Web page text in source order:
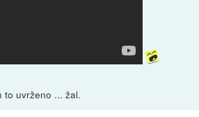
to uvrženo ... žal.